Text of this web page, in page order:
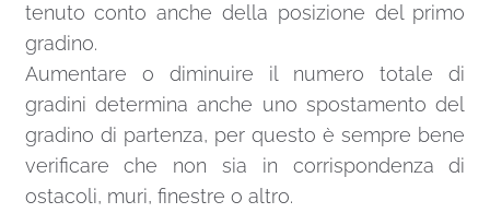
tenuto conto anche della posizione del primo
gradino.
Aumentare o diminuire il numero totale di
gradini determina anche uno spostamento del
gradino di partenza, per questo è sempre bene
verificare che non sia in corrispondenza di
ostacoli, muri, finestre o altro.